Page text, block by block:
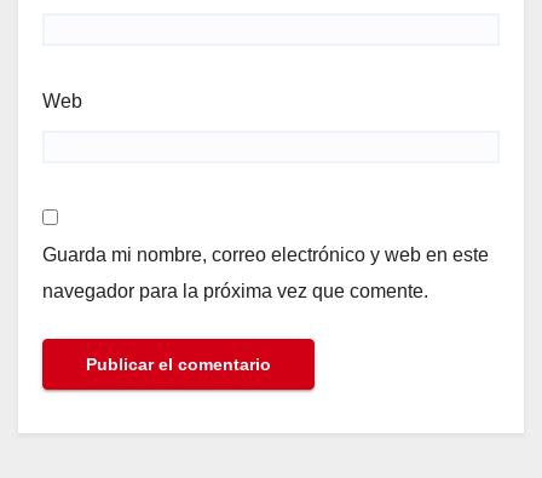
Web
Guarda mi nombre, correo electrónico y web en este
navegador para la próxima vez que comente.